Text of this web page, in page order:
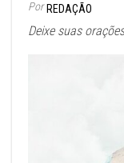
Por REDAÇÃO
Deixe suas